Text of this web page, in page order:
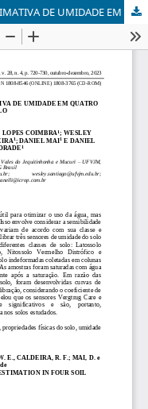
CALIBRAÇÃO DE SENSORES PARA ESTIMATIVA DE UMIDADE EM QUATRO CLASSES DE SOLO